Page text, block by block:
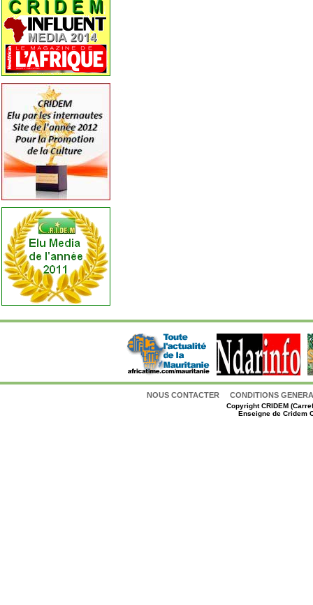
NOUS CONTACTER CONDITIONS
CopyrightCRIDEM
Enseigne de Cridem